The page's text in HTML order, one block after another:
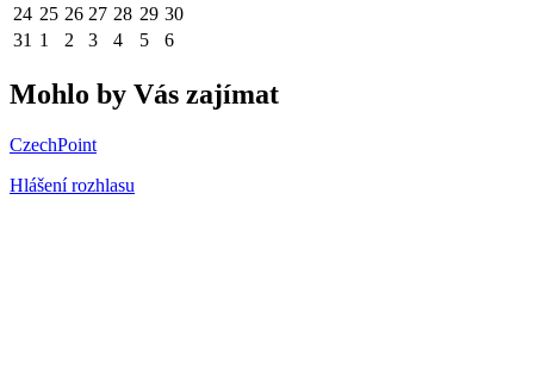
24 25 26 27 28 29 30
31 1 2 3 4 5 6
Mohlo by Vás zajímat
CzechPoint
Hlášení rozhlasu